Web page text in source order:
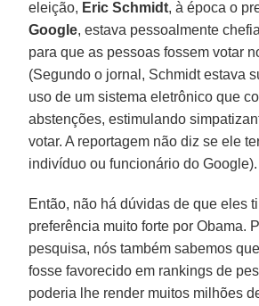
eleição, Eric Schmidt, à época o
Google, estava pessoalmente
para que as pessoas fossem votar
(Segundo o jornal, Schmidt estava
uso de um sistema eletrônico que
abstenções, estimulando
votar. A reportagem não diz se ele
indivíduo ou funcionário do Google).
Então, não há dúvidas de que eles
preferência muito forte por Obama.
pesquisa, nós também sabemos
fosse favorecido em rankings de
poderia lhe render muitos milhões